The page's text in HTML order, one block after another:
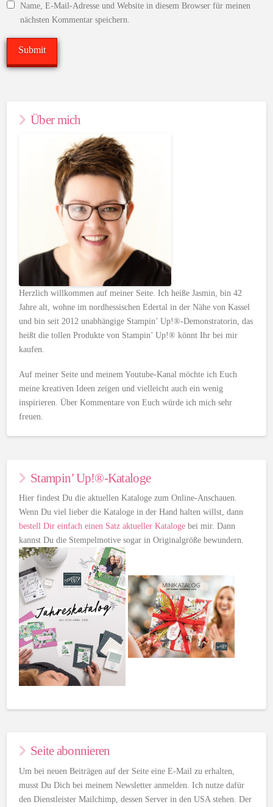
Name, E-Mail-Adresse und Website in diesem Browser für meinen
nächsten Kommentar speichern.
Über mich
Herzlich willkommen auf meiner Seite. Ich heiße Jasmin, bin 42
Jahre alt, wohne im nordhessischen Edertal in der Nähe von Kassel
und bin seit 2012 unabhängige Stampin’ Up!®-Demonstratorin, das
heißt die tollen Produkte von Stampin’ Up!® könnt Ihr bei mir
kaufen.
Auf meiner Seite und meinem Youtube-Kanal möchte ich Euch
meine kreativen Ideen zeigen und vielleicht auch ein wenig
inspirieren. Über Kommentare von Euch würde ich mich sehr
freuen.
Stampin’ Up!®-Kataloge
Hier findest Du die aktuellen Kataloge zum Online-Anschauen.
Wenn Du viel lieber die Kataloge in der Hand halten willst, dann
bestell Dir einfach einen Satz aktueller Kataloge bei mir. Dann
kannst Du die Stempelmotive sogar in Originalgröße bewundern.
Seite abonnieren
Um bei neuen Beiträgen auf der Seite eine E-Mail zu erhalten,
musst Du Dich bei meinem Newsletter anmelden. Ich nutze dafür
den Dienstleister Mailchimp, dessen Server in den USA stehen. Der